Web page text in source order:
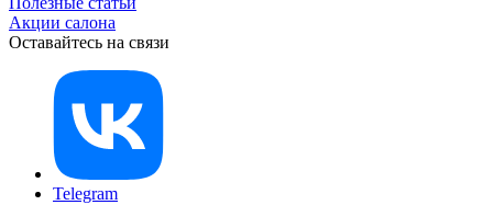
Акции салона
Оставайтесь на связи
Telegram